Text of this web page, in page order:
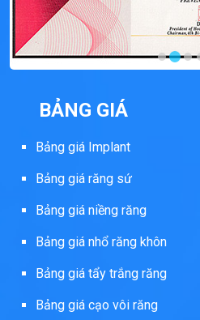
BẢNG GIÁ
Bảng giá Implant
Bảng giá răng sứ
Bảng giá niềng răng
Bảng giá nhổ răng khôn
Bảng giá tẩy trắng răng
Bảng giá cạo vôi răng